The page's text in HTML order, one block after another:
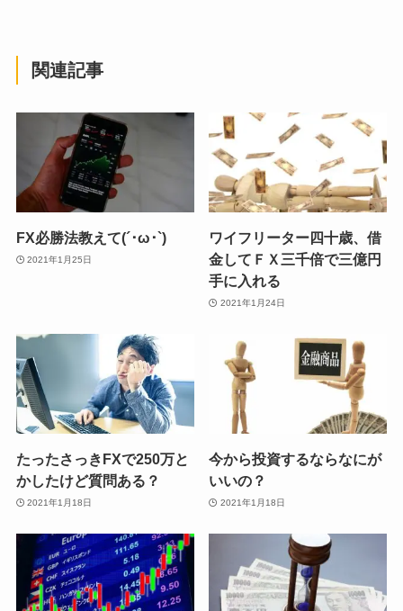
関連記事
FX必勝法教えて(´･ω･`)
2021年1月25日
ワイフリーター四十歳、借
金してＦＸ三千倍で三億円
手に入れる
2021年1月24日
たったさっきFXで250万と
かしたけど質問ある？
2021年1月18日
今から投資するならなにが
いいの？
2021年1月18日